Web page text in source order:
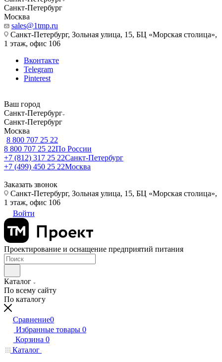
Санкт-Петербург
Москва
sales@1tmp.ru
Санкт-Петербург, Зольная улица, 15, БЦ «Морская столица»,
1 этаж, офис 106
Вконтакте
Telegram
Pinterest
Ваш город
Санкт-Петербург
Санкт-Петербург
Москва
8 800 707 25 22
8 800 707 25 22По России
+7 (812) 317 25 22Санкт-Петербург
+7 (499) 450 25 22Москва
Заказать звонок
Санкт-Петербург, Зольная улица, 15, БЦ «Морская столица»,
1 этаж, офис 106
Войти
Проектирование и оснащение предприятий питания
Каталог
По всему сайту
По каталогу
Сравнение0
Избранные товары 0
Корзина 0
Каталог